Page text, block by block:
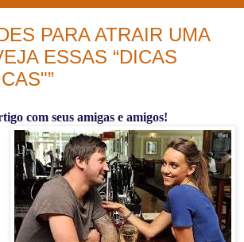
PARA ATRAIR UMA
ESSAS “DICAS
com seus amigas e amigos!